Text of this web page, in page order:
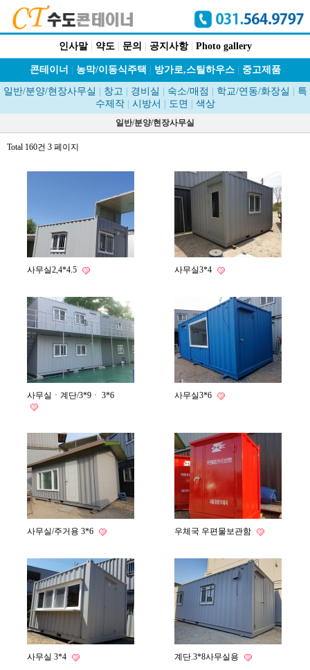
인사말 약도 문의 공지사항 Photo gallery
콘테이너 농막/이동식주택 방가로,스틸하우스 중고제품
일반/분양/현장사무실 창고 경비실 숙소/매점 학교/연동/화장실
특
수제작
시방서 도면 색상
일반/분양/현장사무실
Total 160건 3 페이지
사무실2,4*4.5 사무실3*4
사무실ㆍ계단/3*9ㆍ 3*6 사무실3*6
사무실/주거용 3*6 우체국 우편물보관함
사무실 3*4 계단.3*8사무실용